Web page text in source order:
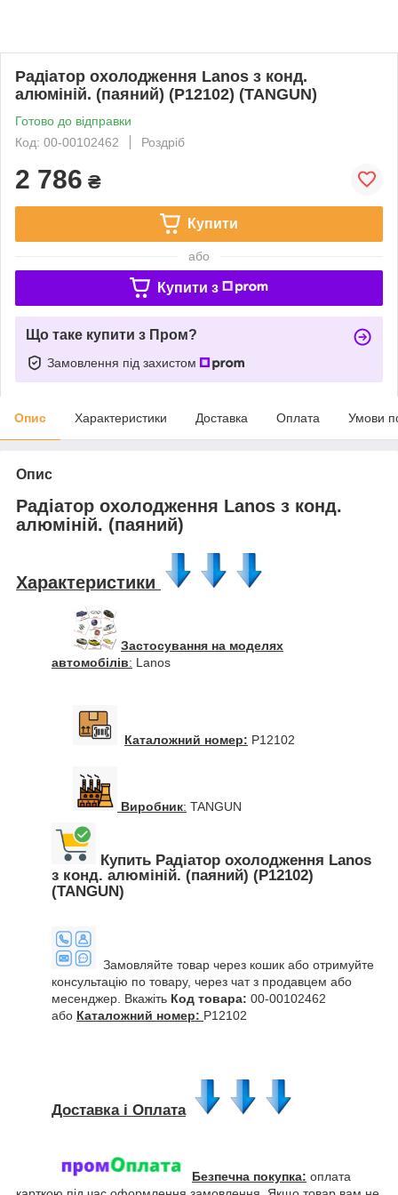
Радіатор охолодження Lanos з конд.
алюміній. (паяний) (P12102) (TANGUN)
Готово до відправки
Код: 00-00102462
Роздріб
2 786 ₴
Купити
або
Купити з
Що таке купити з Пром?
Замовлення під захистом
Опис Характеристики Доставка Оплата Умови
Опис
Радіатор охолодження Lanos з конд.
алюміній. (паяний)
Характеристики
Застосування на моделях
автомобілів: Lanos
Каталожний номер: P12102
Виробник: TANGUN
Купить Радіатор охолодження Lanos
з конд. алюміній. (паяний) (P12102)
(TANGUN)
Замовляйте товар через кошик або отримуйте
консультацію по товару, через чат з продавцем або
месенджер. Вкажіть Код товара: 00-00102462
або Каталожний номер: P12102
Доставка і Оплата
Безпечна покупка: оплата